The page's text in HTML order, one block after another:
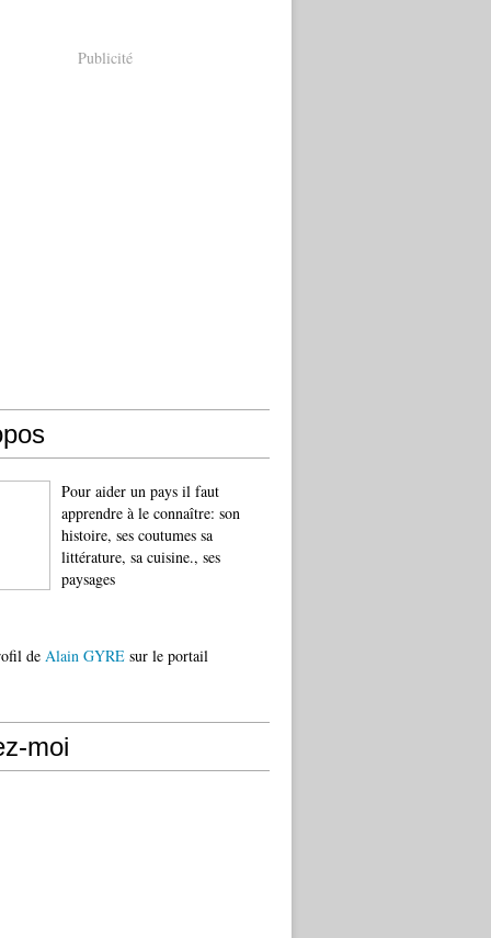
Publicité
Pour aider un pays il faut
apprendre à le connaître: son
histoire, ses coutumes sa
littérature, sa cuisine., ses
paysages
de Alain GYRE sur le portail
moi